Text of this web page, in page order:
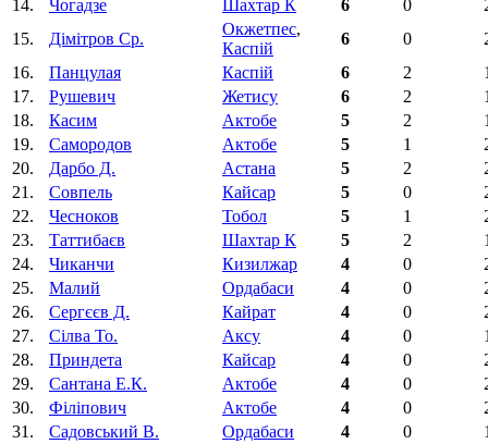
14. Чогадзе Шахтар К 6 0
15.
Дімітров Ср.
Окжетпес,
Каспій
6 0
16.
Панцулая Каспій 6 2
17.
Рушевич Жетису 6 2
18.
Касим Актобе 5 2
19.
Самородов Актобе 5 1
20.
Дарбо Д. Астана 5 2
21.
Совпель Кайсар 5 0
22.
Чесноков Тобол 5 1
23.
Таттибаєв Шахтар К 5 2
24.
Чиканчи Кизилжар 4 0
25.
Малий Ордабаси 4 0
26.
Сергєєв Д. Кайрат 4 0
27.
Сілва То. Аксу 4 0
28.
Приндета Кайсар 4 0
29.
Сантана E.К. Актобе 4 0
30.
Філіпович Актобе 4 0
31.
Садовський В. Ордабаси 4 0